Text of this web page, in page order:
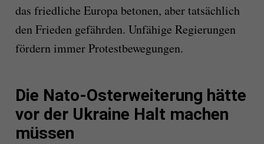
das friedliche Europa betonen, aber tatsächlich
den Frieden gefährden. Unfähige Regierungen
fördern immer Protestbewegungen.
Die Nato-Osterweiterung hätte
vor der Ukraine Halt machen
müssen